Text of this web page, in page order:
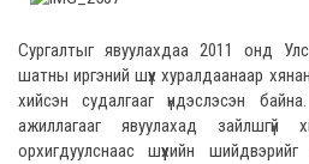
Сургалтыг явуулахдаа 2011 онд
шатны иргэний шүүх хуралдаанаар
хийсэн судалгааг үндэслэсэн
ажиллагааг явуулахад зайлшгүй
орхигдуулснаас шүүхийн